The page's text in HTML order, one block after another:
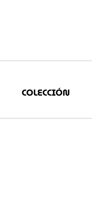
COLECCIÓN